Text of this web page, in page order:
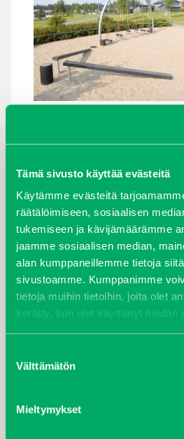
Tämä sivusto käyttää evästeitä
Käytämme evästeitä
räätälöimiseen, sosiaalisen
tukemiseen ja kävijämäärämme
jaamme sosiaalisen median,
alan kumppaneillemme tietoja
sivustoamme. Kumppanimme
tietoja muihin tietoihin, joita olet
kerätty, kun olet käyttänyt heidän
valinta
Välttämätön
Mieltymykset
ARKISTOT
maaliskuu 2026
elokuu 2024
syyskuu 2023
joulukuu 2022
huhtikuu 2022